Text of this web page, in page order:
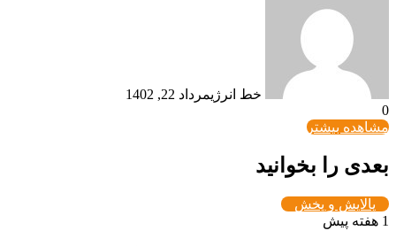
خط انرژیمرداد 22, 1402
0
مشاهده بیشتر
بعدی را بخوانید
پالایش و پخش
1 هفته پیش